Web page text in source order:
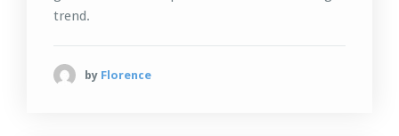
trend.
by Florence